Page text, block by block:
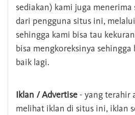
sediakan) kami juga
dari pengguna situs ini,
sehingga kami bisa tau
bisa mengkoreksinya
baik lagi.
Iklan / Advertise - yang terahir
melihat iklan di situs ini, iklan